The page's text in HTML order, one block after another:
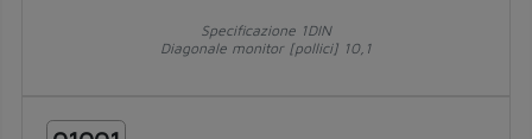
Specificazione 1DIN
Diagonale monitor [pollici] 10,1